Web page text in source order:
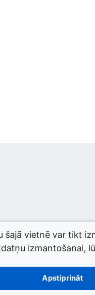
šajā vietnē var tikt
izmantošanai,
Apstiprināt